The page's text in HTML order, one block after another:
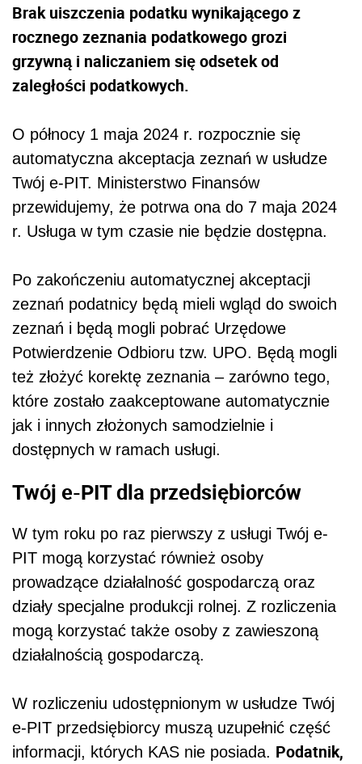
Brak uiszczenia podatku wynikającego z
rocznego zeznania podatkowego grozi
grzywną i naliczaniem się odsetek od
zaległości podatkowych.
O północy 1 maja 2024 r. rozpocznie się
automatyczna akceptacja zeznań w usłudze
Twój e-PIT. Ministerstwo Finansów
przewidujemy, że potrwa ona do 7 maja 2024
r. Usługa w tym czasie nie będzie dostępna.
Po zakończeniu automatycznej akceptacji
zeznań podatnicy będą mieli wgląd do swoich
zeznań i będą mogli pobrać Urzędowe
Potwierdzenie Odbioru tzw. UPO. Będą mogli
też złożyć korektę zeznania – zarówno tego,
które zostało zaakceptowane automatycznie
jak i innych złożonych samodzielnie i
dostępnych w ramach usługi.
Twój e-PIT dla przedsiębiorców
W tym roku po raz pierwszy z usługi Twój e-
PIT mogą korzystać również osoby
prowadzące działalność gospodarczą oraz
działy specjalne produkcji rolnej. Z rozliczenia
mogą korzystać także osoby z zawieszoną
działalnością gospodarczą.
W rozliczeniu udostępnionym w usłudze Twój
e-PIT przedsiębiorcy muszą uzupełnić część
informacji, których KAS nie posiada. Podatnik,